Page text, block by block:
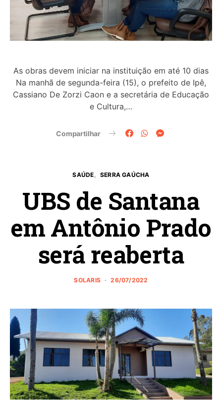
As obras devem iniciar na instituição em até 10 dias
Na manhã de segunda-feira (15), o prefeito de Ipê,
Cassiano De Zorzi Caon e a secretária de Educação
e Cultura,…
Compartilhar
SAÚDE SERRA GAÚCHA
UBS de Santana
em Antônio Prado
será reaberta
SOLARIS 26/07/2022